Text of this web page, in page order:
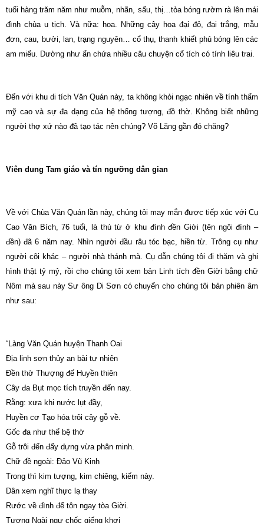
tuổi hàng trăm năm như muỗm, nhãn, sấu, thị…tỏa bóng rườm rà lên mái
đình chùa u tịch. Và nữa: hoa. Những cây hoa đại đỏ, đại trắng, mẫu
đơn, cau, bưởi, lan, trạng nguyên… cổ thụ, thanh khiết phủ bóng lên các
am miếu. Dường như ẩn chứa nhiều câu chuyện cổ tích có tính liêu trai.
Đến với khu di tích Văn Quán này, ta không khỏi ngạc nhiên về tính thẩm
mỹ cao và sự đa dạng của hệ thống tượng, đồ thờ. Không biết những
người thợ xứ nào đã tạo tác nên chúng? Võ Lăng gần đó chăng?
Viên dung Tam giáo và tín ngưỡng dân gian
Về với Chùa Văn Quán lần này, chúng tôi may mắn được tiếp xúc với Cụ
Cao Văn Bích, 76 tuổi, là thủ từ ở khu đình đền Giời (tên ngôi đình –
đền) đã 6 năm nay. Nhìn người đầu râu tóc bạc, hiền từ. Trông cụ như
người cõi khác – người nhà thánh mà. Cụ dẫn chúng tôi đi thăm và ghi
hình thật tỷ mỷ, rồi cho chúng tôi xem bản Linh tích đền Giời bằng chữ
Nôm mà sau này Sư ông Di Sơn có chuyển cho chúng tôi bản phiên âm
như sau:
“Làng Văn Quán huyện Thanh Oai
Địa linh sơn thủy an bài tự nhiên
Đền thờ Thượng đế Huyền thiên
Cây đa Bụt mọc tích truyền đến nay.
Rằng: xưa khi nước lụt đầy,
Huyền cơ Tạo hóa trôi cây gỗ về.
Gốc đa như thể bệ thờ
Gỗ trôi đến đấy dựng vừa phân minh.
Chữ đề ngoài: Đảo Vũ Kinh
Trong thì kim tượng, kim chiêng, kiếm này.
Dân xem nghĩ thực lạ thay
Rước về đình để tôn ngay tòa Giời.
Tượng Ngài ngự chốc giếng khơi